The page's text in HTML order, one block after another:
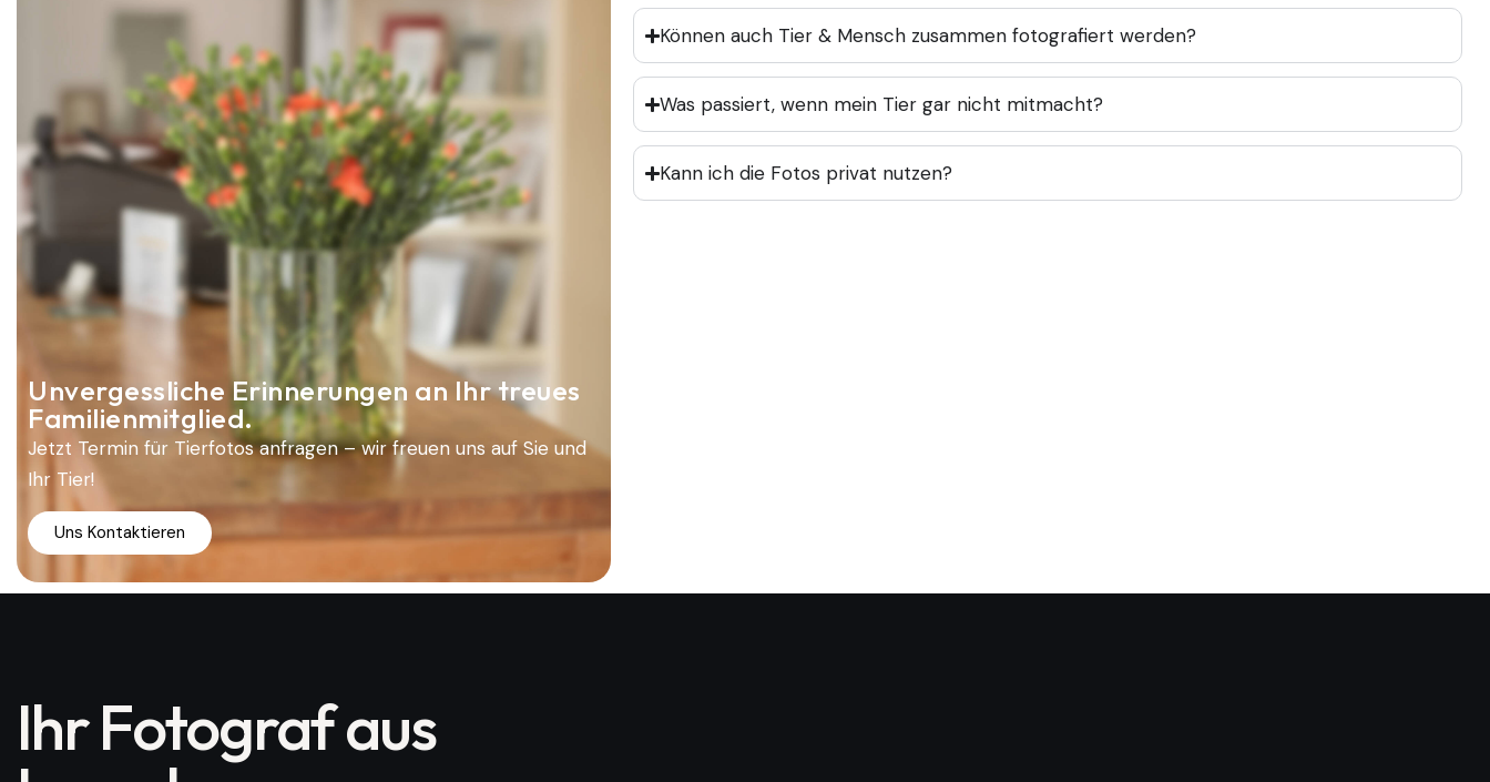
Uns Kontaktieren
Jetzt Termin für Tierfotos anfragen – wir freuen uns auf Sie und
Ihr Tier!
Unvergessliche Erinnerungen an Ihr treues
Familienmitglied.
Können auch Tier & Mensch zusammen fotografiert werden?
Was passiert, wenn mein Tier gar nicht mitmacht?
Kann ich die Fotos privat nutzen?
Ihr Fotograf aus